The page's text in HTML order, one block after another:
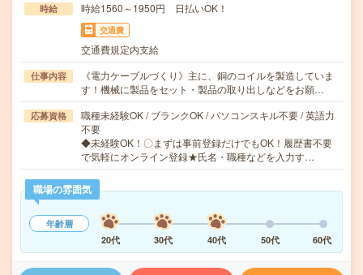
時給 時給1560～1950円 日払いOK！
交通費
交通費規定内支給
仕事内容
《電力ケーブルづくり》主に、銅のコイルを製造していま
す！機械に製品をセット・製品の取り出しなどをお願…
応募資格
職種未経験OK / ブランクOK / パソコンスキル不要 / 英語力
不要
◆未経験OK！〇まずは事前登録だけでもOK！履歴書不要
で気軽にオンライン登録★氏名・職種などを入力す…
職場の雰囲気
年齢層
20代
30代 40代 50代 60代